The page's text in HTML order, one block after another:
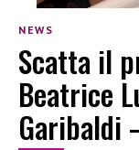
NEWS
Scatta il
Beatrice
Garibaldi